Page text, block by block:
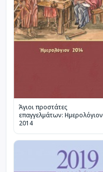
Άγιοι προστάτες
επαγγελμάτων: Ημερολόγιον
2014